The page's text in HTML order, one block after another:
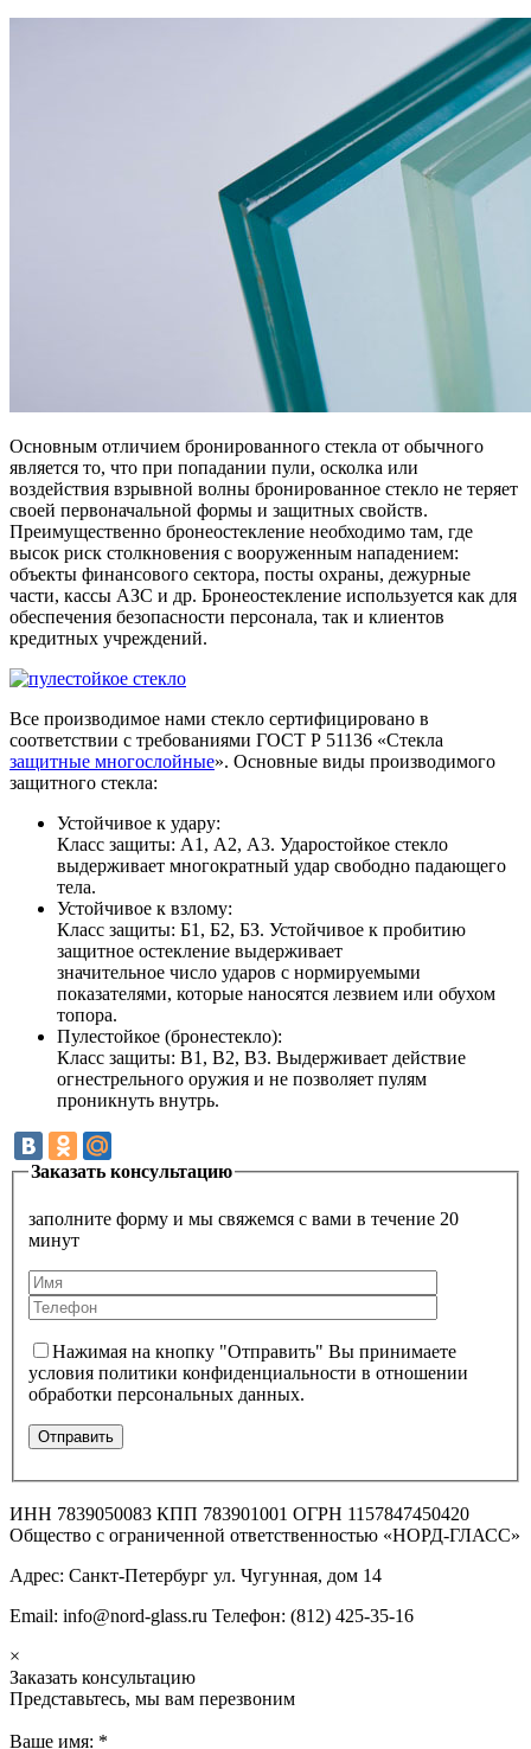
Основным отличием бронированного стекла от обычного
является то, что при попадании пули, осколка или
воздействия взрывной волны бронированное стекло не теряет
своей первоначальной формы и защитных свойств.
Преимущественно бронеостекление необходимо там, где
высок риск столкновения с вооруженным нападением:
объекты финансового сектора, посты охраны, дежурные
части, кассы АЗС и др. Бронеостекление используется как для
обеспечения безопасности персонала, так и клиентов
кредитных учреждений.
Все производимое нами стекло сертифицировано в
соответствии с требованиями ГОСТ Р 51136 «Стекла
защитные многослойные». Основные виды производимого
защитного стекла:
Устойчивое к удару:
Класс защиты: А1, А2, А3. Ударостойкое стекло
выдерживает многократный удар свободно падающего
тела.
Устойчивое к взлому:
Класс защиты: Б1, Б2, БЗ. Устойчивое к пробитию
защитное остекление выдерживает
значительное число ударов с нормируемыми
показателями, которые наносятся лезвием или обухом
топора.
Пулестойкое (бронестекло):
Класс защиты: В1, В2, ВЗ. Выдерживает действие
огнестрельного оружия и не позволяет пулям
проникнуть внутрь.
Заказать консультацию
заполните форму и мы свяжемся с вами в течение 20
минут
Нажимая на кнопку "Отправить" Вы принимаете
условия политики конфиденциальности в отношении
обработки персональных данных.
ИНН 7839050083 КПП 783901001 ОГРН 1157847450420
Общество с ограниченной ответственностью «НОРД-ГЛАСС»
Адрес: Санкт-Петербург ул. Чугунная, дом 14
Email: info@nord-glass.ru Телефон: (812) 425-35-16
×
Заказать консультацию
Представьтесь, мы вам перезвоним
Ваше имя: *